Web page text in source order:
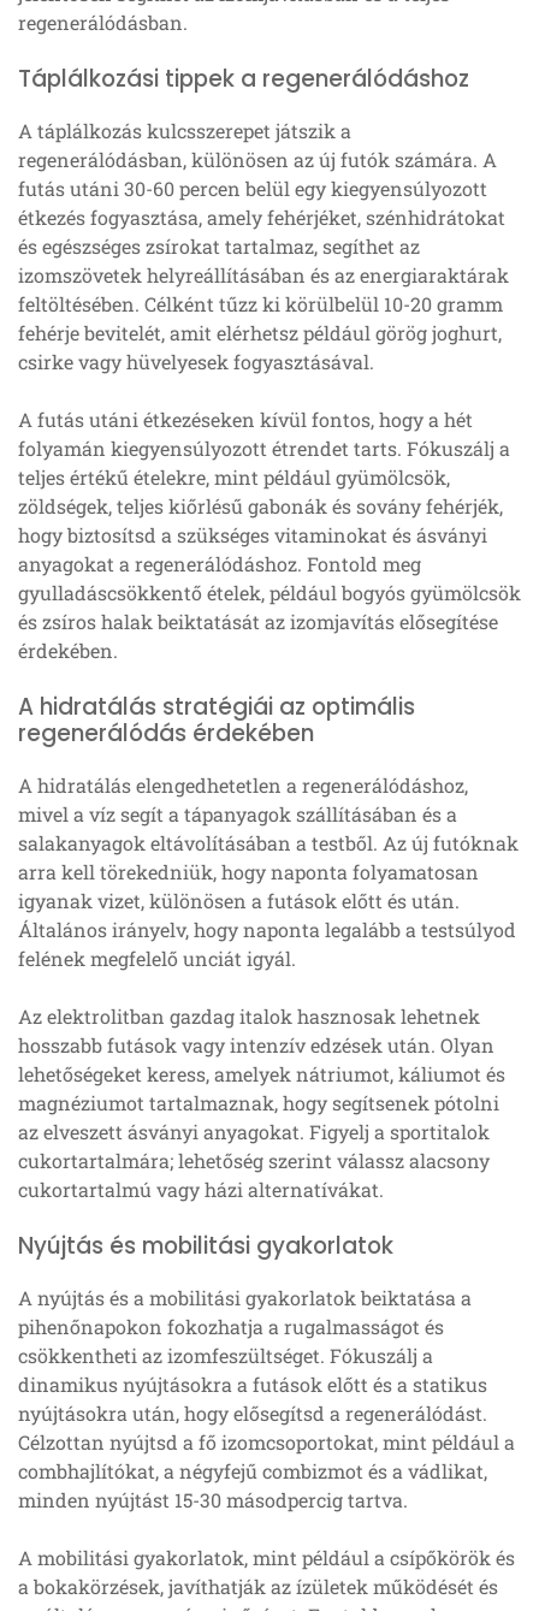
regenerálódásban.
Táplálkozási tippek a regenerálódáshoz
A táplálkozás kulcsszerepet játszik a
regenerálódásban, különösen az új futók számára. A
futás utáni 30-60 percen belül egy kiegyensúlyozott
étkezés fogyasztása, amely fehérjéket, szénhidrátokat
és egészséges zsírokat tartalmaz, segíthet az
izomszövetek helyreállításában és az energiaraktárak
feltöltésében. Célként tűzz ki körülbelül 10-20 gramm
fehérje bevitelét, amit elérhetsz például görög joghurt,
csirke vagy hüvelyesek fogyasztásával.
A futás utáni étkezéseken kívül fontos, hogy a hét
folyamán kiegyensúlyozott étrendet tarts. Fókuszálj a
teljes értékű ételekre, mint például gyümölcsök,
zöldségek, teljes kiőrlésű gabonák és sovány fehérjék,
hogy biztosítsd a szükséges vitaminokat és ásványi
anyagokat a regenerálódáshoz. Fontold meg
gyulladáscsökkentő ételek, például bogyós gyümölcsök
és zsíros halak beiktatását az izomjavítás elősegítése
érdekében.
A hidratálás stratégiái az optimális
regenerálódás érdekében
A hidratálás elengedhetetlen a regenerálódáshoz,
mivel a víz segít a tápanyagok szállításában és a
salakanyagok eltávolításában a testből. Az új futóknak
arra kell törekedniük, hogy naponta folyamatosan
igyanak vizet, különösen a futások előtt és után.
Általános irányelv, hogy naponta legalább a testsúlyod
felének megfelelő unciát igyál.
Az elektrolitban gazdag italok hasznosak lehetnek
hosszabb futások vagy intenzív edzések után. Olyan
lehetőségeket keress, amelyek nátriumot, káliumot és
magnéziumot tartalmaznak, hogy segítsenek pótolni
az elveszett ásványi anyagokat. Figyelj a sportitalok
cukortartalmára; lehetőség szerint válassz alacsony
cukortartalmú vagy házi alternatívákat.
Nyújtás és mobilitási gyakorlatok
A nyújtás és a mobilitási gyakorlatok beiktatása a
pihenőnapokon fokozhatja a rugalmasságot és
csökkentheti az izomfeszültséget. Fókuszálj a
dinamikus nyújtásokra a futások előtt és a statikus
nyújtásokra után, hogy elősegítsd a regenerálódást.
Célzottan nyújtsd a fő izomcsoportokat, mint például a
combhajlítókat, a négyfejű combizmot és a vádlikat,
minden nyújtást 15-30 másodpercig tartva.
A mobilitási gyakorlatok, mint például a csípőkörök és
a bokakörzések, javíthatják az ízületek működését és